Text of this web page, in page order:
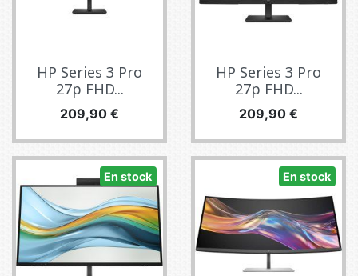
HP Series 3 Pro
27p FHD...
Precio
209,90 €
HP Series 3 Pro
27p FHD...
Precio
209,90 €
En stock En stock